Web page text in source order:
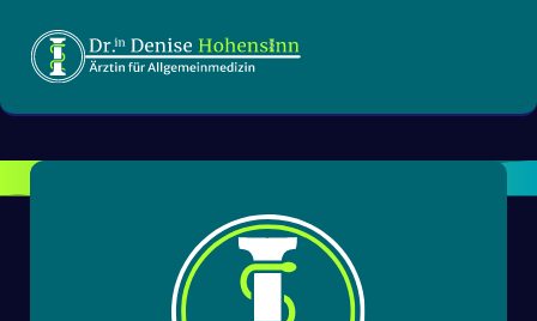
Ja, Impfungen werden bei uns jederzeit angeboten.